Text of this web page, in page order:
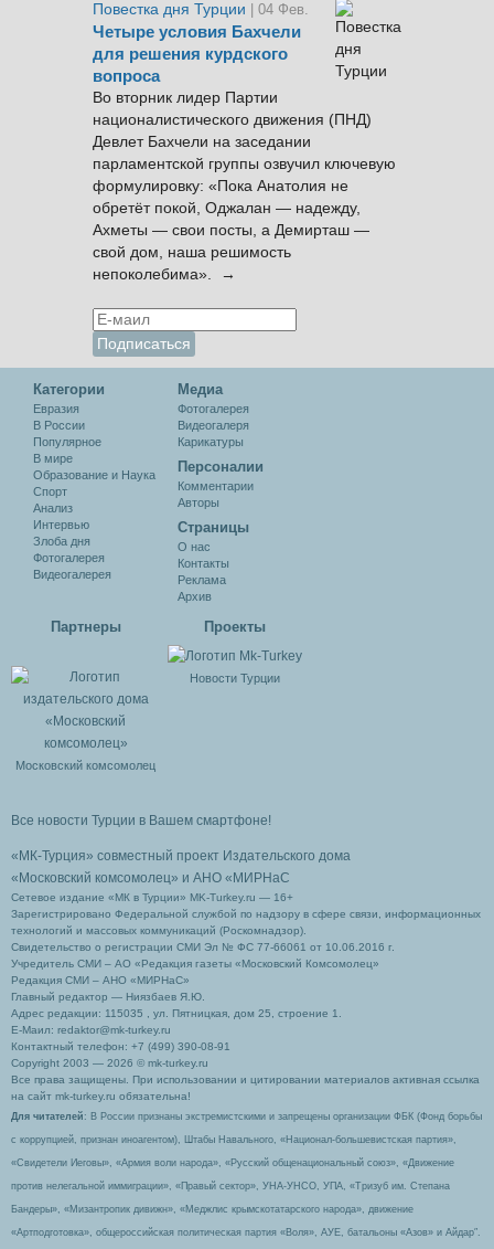
Повестка дня Турции
| 04 Фев.
Четыре условия Бахчели
для решения курдского
вопроса
Во вторник лидер Партии
националистического движения (ПНД)
Девлет Бахчели на заседании
парламентской группы озвучил ключевую
формулировку: «Пока Анатолия не
обретёт покой, Оджалан — надежду,
Ахметы — свои посты, а Демирташ —
свой дом, наша решимость
непоколебима». →
Категории
Евразия
В России
Популярное
В мире
Образование и Наука
Спорт
Анализ
Интервью
Злоба дня
Фотогалерея
Видеогалерея
Медиа
Фотогалерея
Видеогалеря
Карикатуры
Персоналии
Комментарии
Авторы
Cтраницы
О нас
Контакты
Реклама
Архив
Партнеры
Московский комсомолец
Проекты
Новости Турции
Все новости Турции в Вашем смартфоне!
«МК-Турция» совместный проект Издательского дома
«Московский комсомолец» и АНО «МИРНаС
Сетевое издание «МК в Турции» MK-Turkey.ru — 16+
Зарегистрировано Федеральной службой по надзору в сфере связи, информационных
технологий и массовых коммуникаций (Роскомнадзор).
Свидетельство о регистрации СМИ Эл № ФС 77-66061 от 10.06.2016 г.
Учредитель СМИ – АО «Редакция газеты «Московский Комсомолец»
Редакция СМИ – АНО «МИРНаС»
Главный редактор — Ниязбаев Я.Ю.
Адрес редакции: 115035 , ул. Пятницкая, дом 25, строение 1.
Е-Маил: redaktor@mk-turkey.ru
Контактный телефон: +7 (499) 390-08-91
Copyright 2003 — 2026 © mk-turkey.ru
Все права защищены. При использовании и цитировании материалов активная ссылка
на сайт mk-turkey.ru обязательна!
Для читателей : В России признаны экстремистскими и запрещены организации ФБК (Фонд борьбы
с коррупцией, признан иноагентом), Штабы Навального, «Национал-большевистская партия»,
«Свидетели Иеговы», «Армия воли народа», «Русский общенациональный союз», «Движение
против нелегальной иммиграции», «Правый сектор», УНА-УНСО, УПА, «Тризуб им. Степана
Бандеры», «Мизантропик дивижн», «Меджлис крымскотатарского народа», движение
«Артподготовка», общероссийская политическая партия «Воля», АУЕ, батальоны «Азов» и Айдар″.